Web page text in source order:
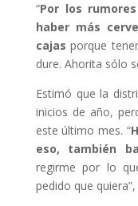
“Por los
haber más
cajas porque
dure. Ahorita sólo
Estimó que la
inicios de año,
este último mes. “
eso, también
regirme por lo
pedido que